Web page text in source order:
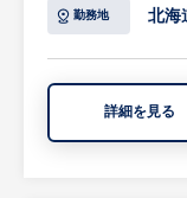
【具
※詳
勤務地 北海
詳細を見る